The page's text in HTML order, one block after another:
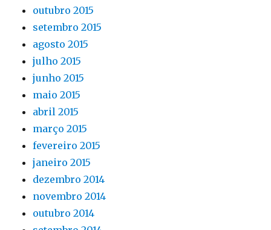
outubro 2015
setembro 2015
agosto 2015
julho 2015
junho 2015
maio 2015
abril 2015
março 2015
fevereiro 2015
janeiro 2015
dezembro 2014
novembro 2014
outubro 2014